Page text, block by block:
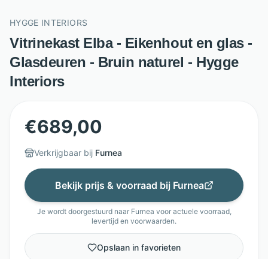
HYGGE INTERIORS
Vitrinekast Elba - Eikenhout en glas -
Glasdeuren - Bruin naturel - Hygge
Interiors
€689,00
Verkrijgbaar bij Furnea
Bekijk prijs & voorraad bij Furnea
Je wordt doorgestuurd naar Furnea voor actuele voorraad,
levertijd en voorwaarden.
Opslaan in favorieten